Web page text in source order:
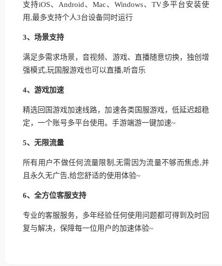
支持iOS、Android、Mac、Windows、TV多平台安装使
用,最多支持个人3台设备同时运行
3、场景支持
满足多需求场景，音视频、游戏、直播随意切换，独创增
强模式,玩国服游戏也可以直播,听音乐
4、游戏加速
精选回国游戏加速线路，加速各类国服游戏，低延迟超稳
定，一个账号多平台使用。手游端游一键加速~
5、无限流量
所有用户不做任何流量限制,无需因为流量不够而焦虑,并
且永久无广告,给您舒适的使用体验~
6、全方位客服支持
专业的客服服务，多年经验任何使用问题都可得到及时回
复与解决，保障每一位用户的加速体验~